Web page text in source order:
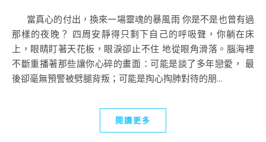
當真心的付出，換來一場靈魂的暴風雨 你是不是也曾有過
那樣的夜晚？ 四周安靜得只剩下自己的呼吸聲，你躺在床
上，眼睛盯著天花板，眼淚卻止不住 地從眼角滑落。腦海裡
不斷重播著那些讓你心碎的畫面：可能是談了多年戀愛， 最
後卻毫無預警被劈腿背叛；可能是掏心掏肺對待的朋...
閱讀更多